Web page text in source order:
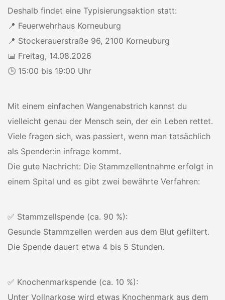
Deshalb findet eine Typisierungsaktion statt:
📍 Feuerwehrhaus Korneuburg
📍 Stockerauerstraße 96, 2100 Korneuburg
📅 Freitag, 14.08.2026
🕒 15:00 bis 19:00 Uhr
Mit einem einfachen Wangenabstrich kannst du
vielleicht genau der Mensch sein, der ein Leben rettet.
Viele fragen sich, was passiert, wenn man tatsächlich
als Spender:in infrage kommt.
Die gute Nachricht: Die Stammzellentnahme erfolgt in
einem Spital und es gibt zwei bewährte Verfahren:
✅ Stammzellspende (ca. 90 %):
Gesunde Stammzellen werden aus dem Blut gefiltert.
Die Spende dauert etwa 4 bis 5 Stunden.
✅ Knochenmarkspende (ca. 10 %):
Unter Vollnarkose wird etwas Knochenmark aus dem